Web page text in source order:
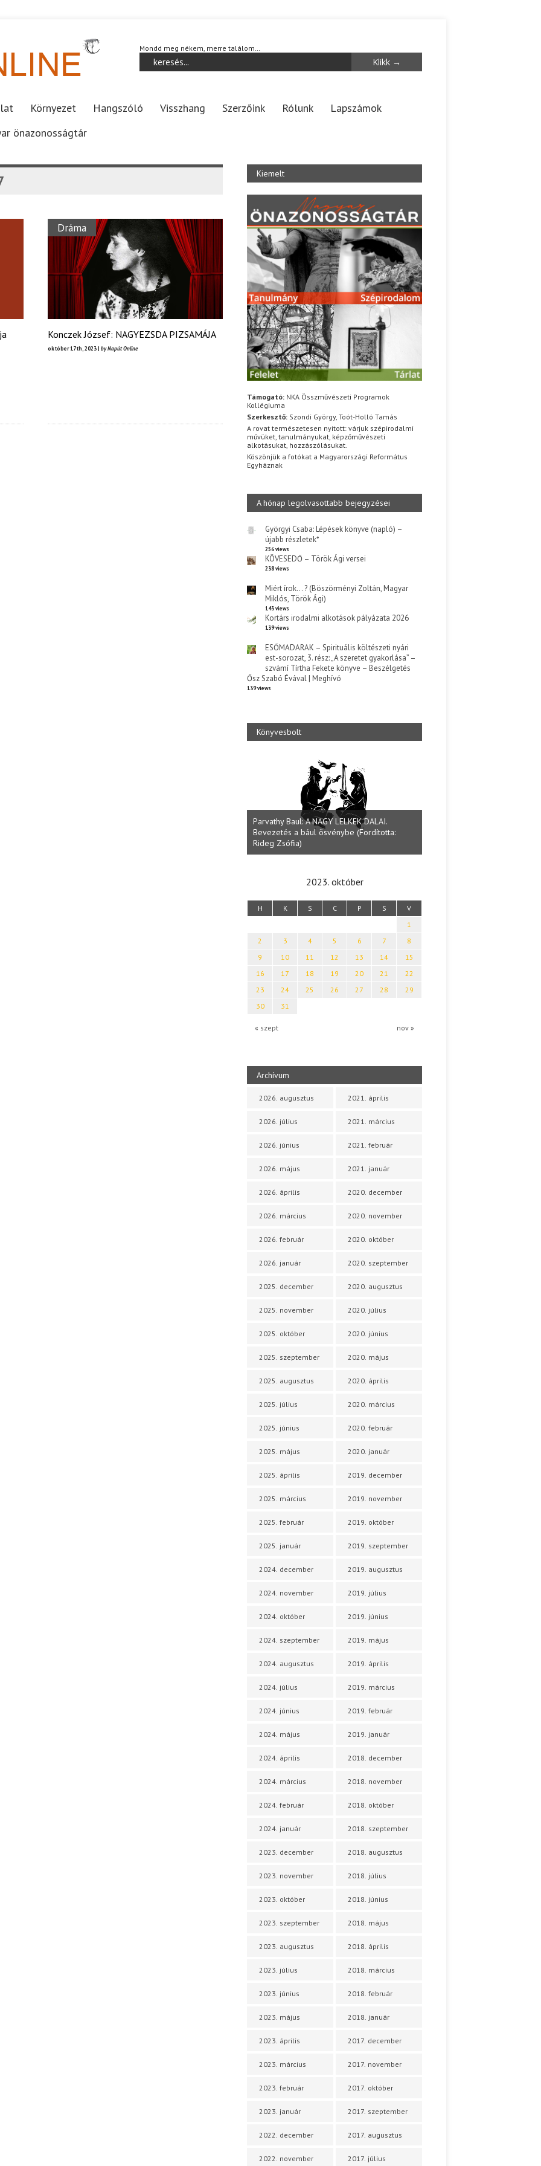
Mondd meg nékem, merre találom…
Környezet Hangszóló Visszhang Szerzőink Rólunk
Lapszámok
önazonosságtár
Dráma
Konczek József: NAGYEZSDA PIZSAMÁJA
október 17th, 2023 | by Napút Online
Kiemelt
Támogató: NKA Összművészeti Programok
Kollégiuma
Szerkesztő: Szondi György, Toót-Holló Tamás
A rovat természetesen nyitott: várjuk szépirodalmi
művüket, tanulmányukat, képzőművészeti
alkotásukat, hozzászólásukat.
Köszönjük a fotókat a Magyarországi Református
Egyháznak
A hónap legolvasottabb bejegyzései
Györgyi Csaba: Lépések könyve (napló) –
újabb részletek*
256 views
KÖVESEDŐ – Török Ági versei
238 views
Miért írok… ? (Böszörményi Zoltán, Magyar
Miklós, Török Ági)
143 views
Kortárs irodalmi alkotások pályázata 2026
139 views
ESŐMADARAK – Spirituális költészeti nyári
est-sorozat, 3. rész: „A szeretet gyakorlása” –
szvámí Tírtha Fekete könyve – Beszélgetés
Ősz Szabó Évával | Meghívó
139 views
Könyvesbolt
Parvathy Baul: A NAGY LELKEK DALAI.
Bevezetés a bául ösvénybe (Fordította:
Rideg Zsófia)
2023. október
H K S C P S V
« szept nov »
1
2
3 4 5 6 7
8
9
10 11 12 13 14
15
16
17 18 19 20 21
22
23
24 25 26 27 28
29
30
31
Archívum
2026. augusztus
2026. július
2026. június
2026. május
2026. április
2026. március
2026. február
2026. január
2025. december
2025. november
2025. október
2025. szeptember
2025. augusztus
2025. július
2025. június
2025. május
2025. április
2025. március
2025. február
2025. január
2024. december
2024. november
2024. október
2024. szeptember
2024. augusztus
2024. július
2024. június
2024. május
2024. április
2024. március
2024. február
2024. január
2023. december
2023. november
2023. október
2023. szeptember
2023. augusztus
2023. július
2023. június
2023. május
2023. április
2023. március
2023. február
2023. január
2022. december
2022. november
2021. április
2021. március
2021. február
2021. január
2020. december
2020. november
2020. október
2020. szeptember
2020. augusztus
2020. július
2020. június
2020. május
2020. április
2020. március
2020. február
2020. január
2019. december
2019. november
2019. október
2019. szeptember
2019. augusztus
2019. július
2019. június
2019. május
2019. április
2019. március
2019. február
2019. január
2018. december
2018. november
2018. október
2018. szeptember
2018. augusztus
2018. július
2018. június
2018. május
2018. április
2018. március
2018. február
2018. január
2017. december
2017. november
2017. október
2017. szeptember
2017. augusztus
2017. július